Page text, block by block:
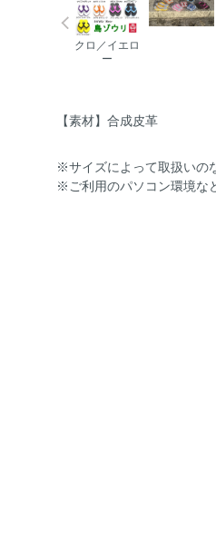
クロ／イエロ
ー
【素材】合成皮革
※サイズによって取扱いの
※ご利用のパソコン環境な